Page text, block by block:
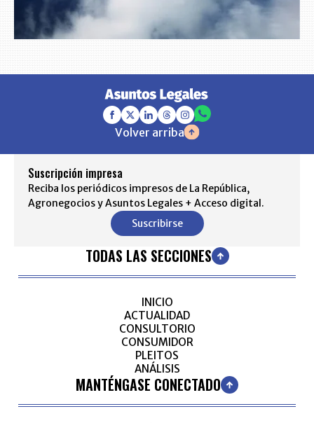
Volver arriba
Suscripción impresa
Reciba los periódicos impresos de La República,
Agronegocios y Asuntos Legales + Acceso digital.
Suscribirse
TODAS LAS SECCIONES
INICIO
ACTUALIDAD
CONSULTORIO
CONSUMIDOR
PLEITOS
ANÁLISIS
MANTÉNGASE CONECTADO